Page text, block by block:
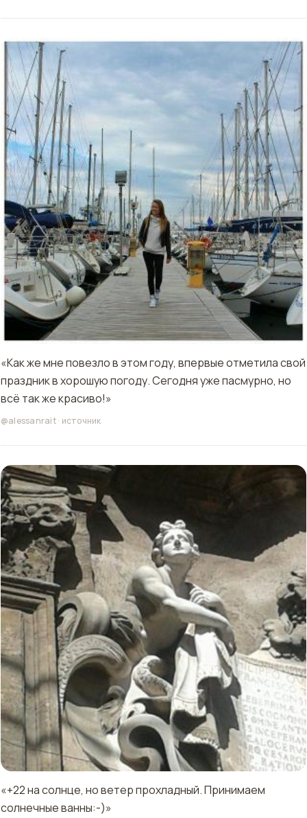
«Как же мне повезло в этом году, впервые отметила свой
праздник в хорошую погоду. Сегодня уже пасмурно, но
всё так же красиво!»
@alessanrait· источник
«+22 на солнце, но ветер прохладный. Принимаем
солнечные ванны:-)»